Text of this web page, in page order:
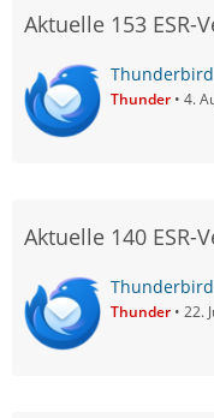
Aktuelle 153 ESR-
Thunder 4.
Aktuelle 140 ESR-
Thunder 22.